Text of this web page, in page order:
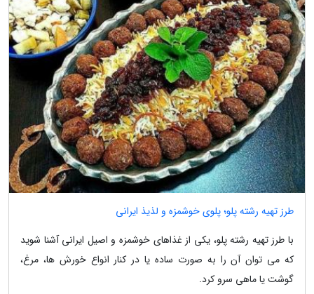
طرز تهیه رشته پلو؛ پلوی خوشمزه و لذیذ ایرانی
با طرز تهیه رشته پلو، یکی از غذاهای خوشمزه و اصیل ایرانی آشنا شوید
که می توان آن را به صورت ساده یا در کنار انواع خورش ها، مرغ،
گوشت یا ماهی سرو کرد.